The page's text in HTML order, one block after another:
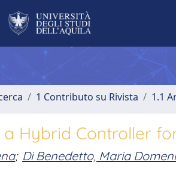
1 Contributo su Rivista 1.1
Hybrid Controller
; Di Benedetto, Maria